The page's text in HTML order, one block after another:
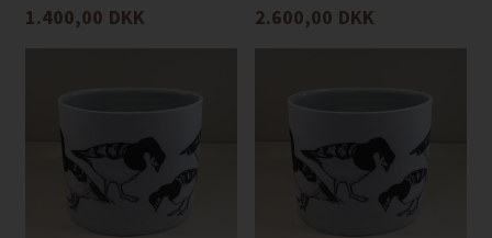
1.400,00 DKK 2.600,00 DKK